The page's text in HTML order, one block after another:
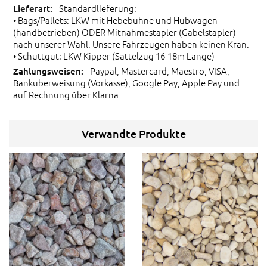
Standardlieferung:
• Bags/Pallets: LKW mit Hebebühne und Hubwagen
(handbetrieben) ODER Mitnahmestapler (Gabelstapler)
nach unserer Wahl. Unsere Fahrzeugen haben keinen Kran.
• Schüttgut: LKW Kipper (Sattelzug 16-18m Länge)
Paypal, Mastercard, Maestro, VISA,
Banküberweisung (Vorkasse), Google Pay, Apple Pay und
auf Rechnung über Klarna
Verwandte Produkte